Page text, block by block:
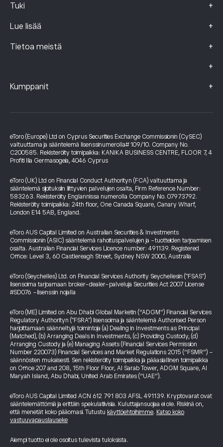
Tuki +
Lue lisää +
Tietoa meistä +
+
Kumppanit +
eToro (Europe) Ltd on Cyprus Securities Exchange Commissionin (CySEC)
valtuuttama ja sääntelemä lisenssinumerolla# 109/10. Company No.
C200585. Rekisteröity toimipaikka: KANIKA BUSINESS CENTRE, FLOOR 7, 4
Profiti Ilia Germasogeia, 4046 Cyprus
eToro (UK) Ltd on Financial Conduct Authorityn (FCA) valtuuttama ja
sääntelemä sijoituksiin liittyvien palvelujen osalta, Firm Reference Number:
583263. Rekisteröity Englannissa numerolla Company No. 07973792.
Rekisteröity toimipaikka: 24th floor, One Canada Square, Canary Wharf,
London E14 5AB, England.
eToro AUS Capital Limited on Australian Securities & Investments
Commissionin (ASIC) sääntelemä rahoituspalvelujen ja -tuotteiden tarjoamisen
osalta. Australian Financial Services Licence number: 491139. Registered
Office: Level 3, 60 Castlereagh Street, Sydney NSW 2000, Australia
eToro (Seychelles) Ltd. on Financial Services Authority Seychellesin ("FSAS")
lisensoima tarjoamaan broker-dealer-palveluja Securities Act 2007 License
#SD076 -lisenssin nojalla
eToro (ME) Limited on Abu Dhabi Global Marketin (“ADGM”) Financial Services
Regulatory Authorityn ("FSRA") lisensoima ja sääntelemä Authorised Person
harjoittamaan säänneltyjä toimintoja (a) Dealing in Investments as Principal
(Matched), (b) Arranging Deals in Investments, (c) Providing Custody, (d)
Arranging Custody ja (e) Managing Assets (Financial Services Permission
Number 220073) Financial Services and Market Regulations 2015 (“FSMR”) -
säännösten mukaisesti. Sen rekisteröity toimipaikka ja pääasiallinen toimipaikka
on Office 207 and 208, 15th Floor Floor, Al Sarab Tower, ADGM Square, Al
Maryah Island, Abu Dhabi, United Arab Emirates (“UAE”).
eToro AUS Capital Limited ACN 612 791 803 AFSL 491139. Kryptovarat ovat
sääntelemättömiä ja erittäin spekulatiivisia. Kuluttajansuojaa ei ole. Riskinä on,
että menetät koko pääomasi. Tutustu käyttöehtoihimme. Katso koko
vastuuvapauslauseke
Aiempi tuotto ei ole osoitus tulevista tuloksista.